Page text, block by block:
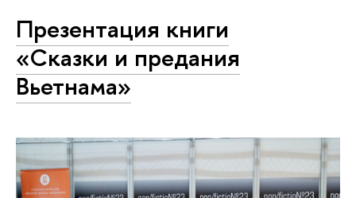
Презентация книги
«Сказки и предания
Вьетнама»